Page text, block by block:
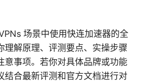
场景中使用快连加速器的全
理解原理、评测要点、实操步骤
意事项。若你对具体品牌或功能
结合最新评测和官方文档进行对